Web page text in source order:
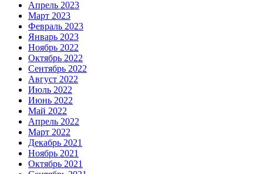
Апрель 2023
Март 2023
Февраль 2023
Январь 2023
Ноябрь 2022
Октябрь 2022
Сентябрь 2022
Август 2022
Июль 2022
Июнь 2022
Май 2022
Апрель 2022
Март 2022
Декабрь 2021
Ноябрь 2021
Октябрь 2021